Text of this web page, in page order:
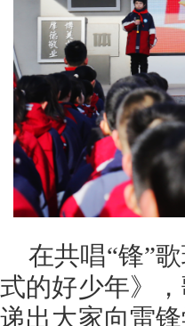
在共唱“锋”
式的好少年》
递出大家向雷